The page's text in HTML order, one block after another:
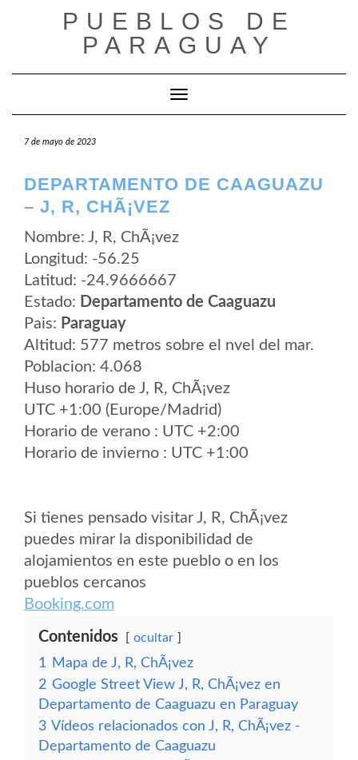
PUEBLOS DE
PARAGUAY
Cambiar modo de navegación
7 de mayo de 2023
DEPARTAMENTO DE CAAGUAZU
– J, R, CHÃ¡VEZ
Nombre: J, R, ChÃ¡vez
Longitud: -56.25
Latitud: -24.9666667
Estado: Departamento de Caaguazu
Pais: Paraguay
Altitud: 577 metros sobre el nvel del mar.
Poblacion: 4.068
Huso horario de J, R, ChÃ¡vez
UTC +1:00 (Europe/Madrid)
Horario de verano : UTC +2:00
Horario de invierno : UTC +1:00
Si tienes pensado visitar J, R, ChÃ¡vez
puedes mirar la disponibilidad de
alojamientos en este pueblo o en los
pueblos cercanos
Booking.com
Contenidos ocultar
1
Mapa de J, R, ChÃ¡vez
2 Google Street View J, R, ChÃ¡vez en
Departamento de Caaguazu en Paraguay
3 Vídeos relacionados con J, R, ChÃ¡vez -
Departamento de Caaguazu